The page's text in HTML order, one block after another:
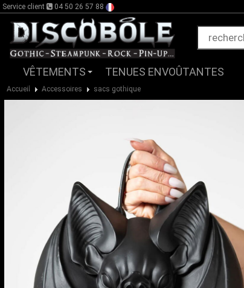
Service client 04 50 26 57 88
VÊTEMENTS TENUES ENVOÛTANTES
Accueil Accessoires sacs gothique